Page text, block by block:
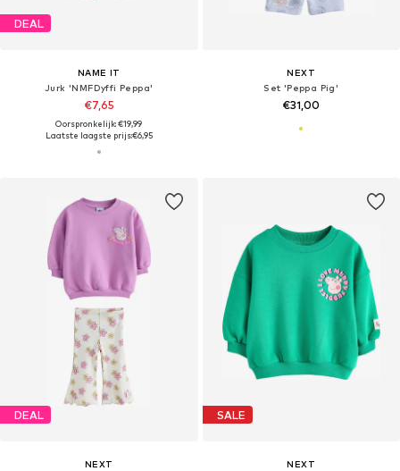
DEAL
NAME IT
Jurk 'NMFDyffi Peppa'
€7,65
Oorspronkelijk: €19,99
Laatste laagste prijs:€6,95
NEXT
Set 'Peppa Pig'
€31,00
DEAL
NEXT
SALE
NEXT